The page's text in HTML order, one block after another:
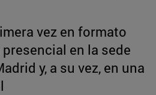
vez en formato
en la sede
y, a su vez, en una